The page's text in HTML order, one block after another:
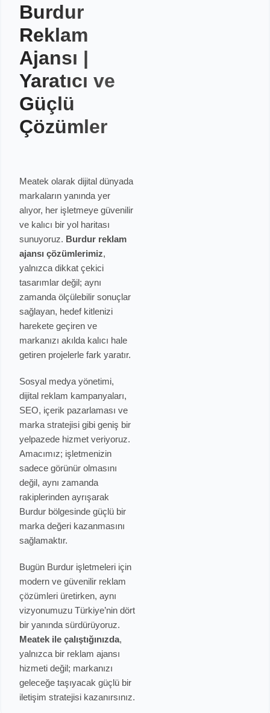
Burdur
Reklam
Ajansı |
Yaratıcı ve
Güçlü
Çözümler
Meatek olarak dijital dünyada
markaların yanında yer
alıyor, her işletmeye güvenilir
ve kalıcı bir yol haritası
sunuyoruz. Burdur reklam
ajansı çözümlerimiz,
yalnızca dikkat çekici
tasarımlar değil; aynı
zamanda ölçülebilir sonuçlar
sağlayan, hedef kitlenizi
harekete geçiren ve
markanızı akılda kalıcı hale
getiren projelerle fark yaratır.
Sosyal medya yönetimi,
dijital reklam kampanyaları,
SEO, içerik pazarlaması ve
marka stratejisi gibi geniş bir
yelpazede hizmet veriyoruz.
Amacımız; işletmenizin
sadece görünür olmasını
değil, aynı zamanda
rakiplerinden ayrışarak
Burdur bölgesinde güçlü bir
marka değeri kazanmasını
sağlamaktır.
Bugün Burdur işletmeleri için
modern ve güvenilir reklam
çözümleri üretirken, aynı
vizyonumuzu Türkiye’nin dört
bir yanında sürdürüyoruz.
Meatek ile çalıştığınızda,
yalnızca bir reklam ajansı
hizmeti değil; markanızı
geleceğe taşıyacak güçlü bir
iletişim stratejisi kazanırsınız.